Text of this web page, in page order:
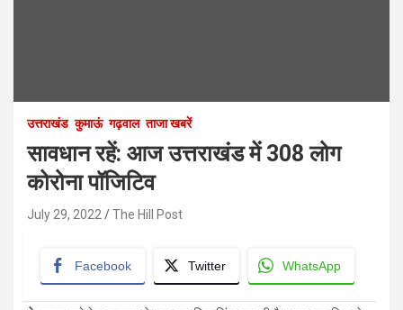
उत्तराखंड कुमाऊं गढ़वाल ताजा खबरें
सावधान रहें: आज उत्तराखंड में 308 लोग
कोरोना पॉजिटिव
July 29, 2022 The Hill Post
Facebook Twitter WhatsApp